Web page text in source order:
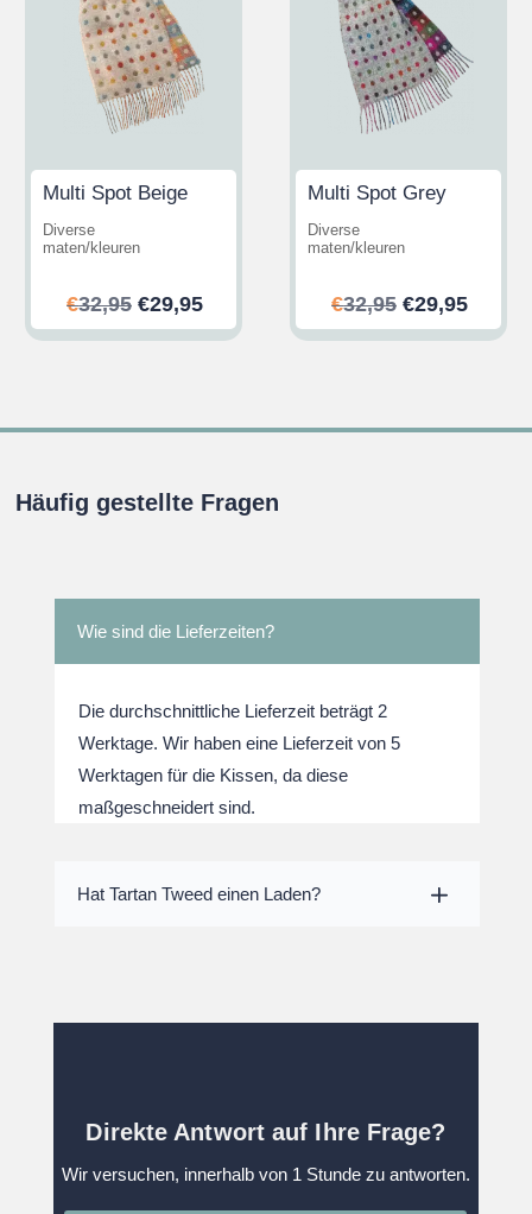
Multi Spot Beige
Diverse
maten/kleuren
€32,95 Ursprünglicher
Preis
€29,95Aktueller
Preis
Multi Spot Grey
Diverse
maten/kleuren
€32,95
Preis
€29,95
Preis
Häufig gestellte Fragen
Wie sind die Lieferzeiten?
Die durchschnittliche Lieferzeit beträgt 2
Werktage. Wir haben eine Lieferzeit von 5
Werktagen für die Kissen, da diese
maßgeschneidert sind.
Hat Tartan Tweed einen Laden?
Direkte Antwort auf Ihre Frage?
Wir versuchen, innerhalb von 1 Stunde zu antworten.